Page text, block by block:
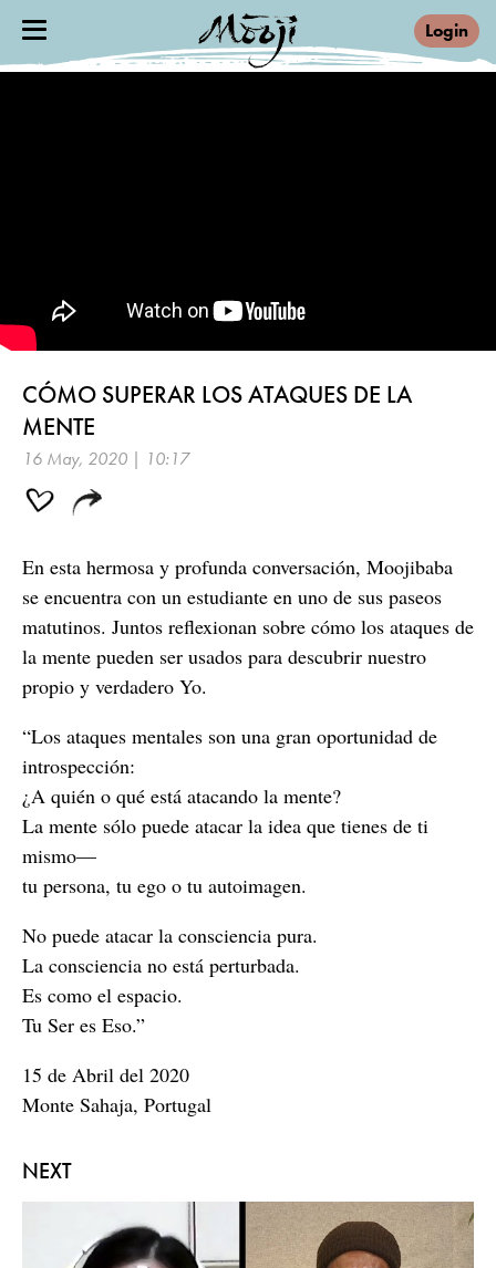
Login
NEXT
CÓMO SUPERAR LOS ATAQUES DE LA
MENTE
16 May, 2020 | 10:17
En esta hermosa y profunda conversación, Moojibaba
se encuentra con un estudiante en uno de sus paseos
matutinos. Juntos reflexionan sobre cómo los ataques de
la mente pueden ser usados para descubrir nuestro
propio y verdadero Yo.
“Los ataques mentales son una gran oportunidad de
introspección:
¿A quién o qué está atacando la mente?
La mente sólo puede atacar la idea que tienes de ti
mismo—
tu persona, tu ego o tu autoimagen.
No puede atacar la consciencia pura.
La consciencia no está perturbada.
Es como el espacio.
Tu Ser es Eso.”
15 de Abril del 2020
Monte Sahaja, Portugal